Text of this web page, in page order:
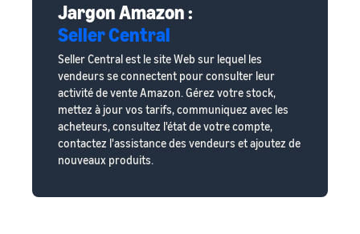
Jargon Amazon :
Seller Central
Seller Central est le site Web sur lequel les
vendeurs se connectent pour consulter leur
activité de vente Amazon. Gérez votre stock,
mettez à jour vos tarifs, communiquez avec les
acheteurs, consultez l'état de votre compte,
contactez l'assistance des vendeurs et ajoutez de
nouveaux produits.